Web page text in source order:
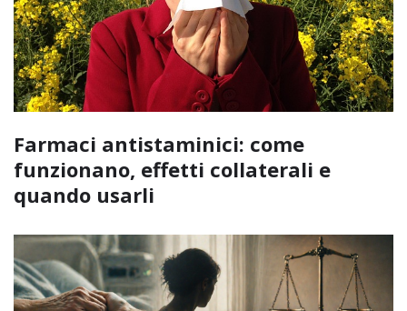
Farmaci antistaminici: come
funzionano, effetti collaterali e
quando usarli